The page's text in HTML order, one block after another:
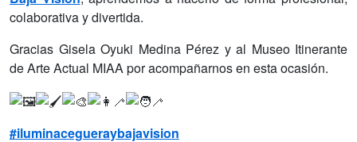
colaborativa y divertida.
Gracias Gisela Oyuki Medina Pérez y al Museo Itinerante
de Arte Actual MIAA por acompañarnos en esta ocasión.
#iluminacegueraybajavision